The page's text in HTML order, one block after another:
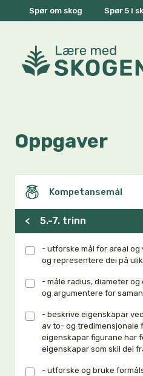
Spør om skog Spør 5 i
Oppgaver
Kompetansemål
< 5.-7. trinn
- utforske mål for areal
og representere dei på
- måle radius, diameter
og argumentere for
- beskrive eigenskapar
av to- og tredimensjonale
eigenskapar figurane har
eigenskapar som skil dei
- utforske og bruke